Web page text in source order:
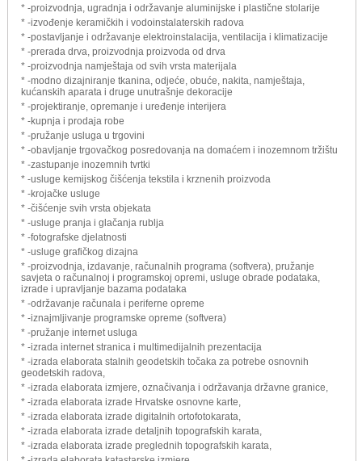
* -proizvodnja, ugradnja i održavanje aluminijske i plastične stolarije
* -izvođenje keramičkih i vodoinstalaterskih radova
* -postavljanje i održavanje elektroinstalacija, ventilacija i klimatizacije
* -prerada drva, proizvodnja proizvoda od drva
* -proizvodnja namještaja od svih vrsta materijala
* -modno dizajniranje tkanina, odjeće, obuće, nakita, namještaja,
kućanskih aparata i druge unutrašnje dekoracije
* -projektiranje, opremanje i uređenje interijera
* -kupnja i prodaja robe
* -pružanje usluga u trgovini
* -obavljanje trgovačkog posredovanja na domaćem i inozemnom tržištu
* -zastupanje inozemnih tvrtki
* -usluge kemijskog čišćenja tekstila i krznenih proizvoda
* -krojačke usluge
* -čišćenje svih vrsta objekata
* -usluge pranja i glačanja rublja
* -fotografske djelatnosti
* -usluge grafičkog dizajna
* -proizvodnja, izdavanje, računalnih programa (softvera), pružanje
savjeta o računalnoj i programskoj opremi, usluge obrade podataka,
izrade i upravljanje bazama podataka
* -održavanje računala i periferne opreme
* -iznajmljivanje programske opreme (softvera)
* -pružanje internet usluga
* -izrada internet stranica i multimedijalnih prezentacija
* -izrada elaborata stalnih geodetskih točaka za potrebe osnovnih
geodetskih radova,
* -izrada elaborata izmjere, označivanja i održavanja državne granice,
* -izrada elaborata izrade Hrvatske osnovne karte,
* -izrada elaborata izrade digitalnih ortofotokarata,
* -izrada elaborata izrade detaljnih topografskih karata,
* -izrada elaborata izrade preglednih topografskih karata,